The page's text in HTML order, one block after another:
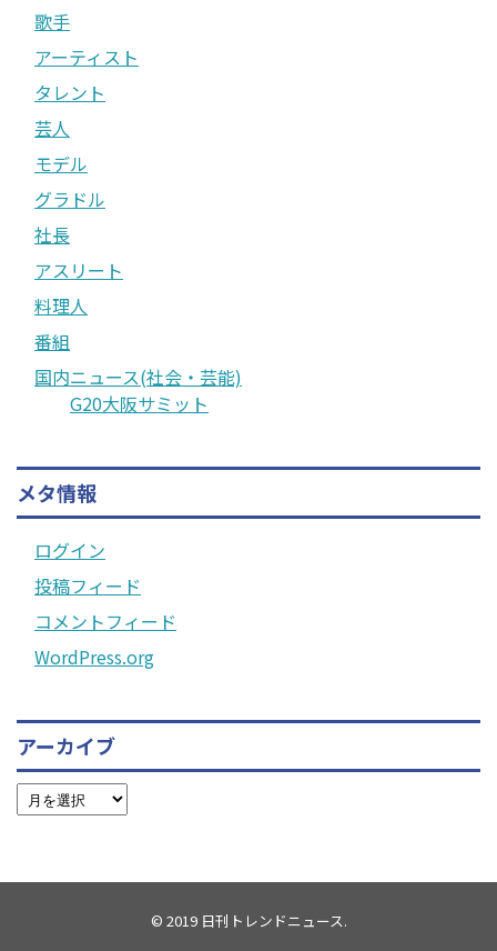
歌手
アーティスト
タレント
芸人
モデル
グラドル
社長
アスリート
料理人
番組
国内ニュース(社会・芸能)
G20大阪サミット
メタ情報
ログイン
投稿フィード
コメントフィード
WordPress.org
アーカイブ
© 2019 日刊トレンドニュース.